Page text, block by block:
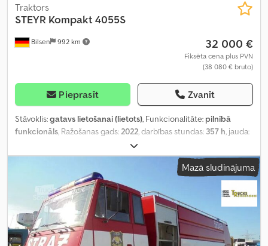
Bilsen 992 km
Traktors
STEYR Kompakt 4055S
32 000 €
Fiksēta cena plus PVN
(38 080 € bruto)
Pieprasīt Zvanīt
Stāvoklis:gatavs lietošanai (lietots), Funkcionalitāte: pilnībā
funkcionāls , Ražošanas gads: 2022 , darbības stundas: 357 h , jauda:
, degvielas veids:dīzeļdegviela
09/2022, krāsa:cits,
Mazā sludinājuma